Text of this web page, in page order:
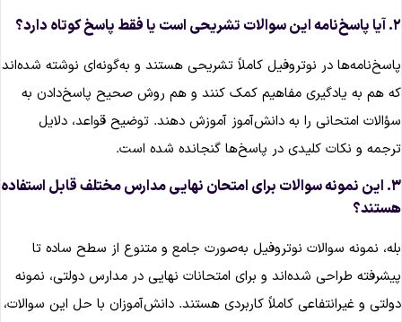
پاسخ کوتاه دارد؟
در نوتروفیل کاملاً تشریحی هستند و به‌گونه‌ای نوشته شده‌اند
هم به یادگیری مفاهیم کمک کنند و هم روش صحیح پاسخ‌دادن به
امتحانی را به دانش‌آموز آموزش دهند. توضیح قواعد، دلایل
و نکات کلیدی در پاسخ‌ها گنجانده شده است.
۳. این نمونه سوالات برای امتحان نهایی مدارس مختلف قابل استفاده
نمونه سوالات نوتروفیل به‌صورت جامع و متنوع از سطح ساده تا
طراحی شده‌اند و برای امتحانات نهایی در مدارس دولتی، نمونه
و غیرانتفاعی کاملاً کاربردی هستند. دانش‌آموزان با حل این سوالات،